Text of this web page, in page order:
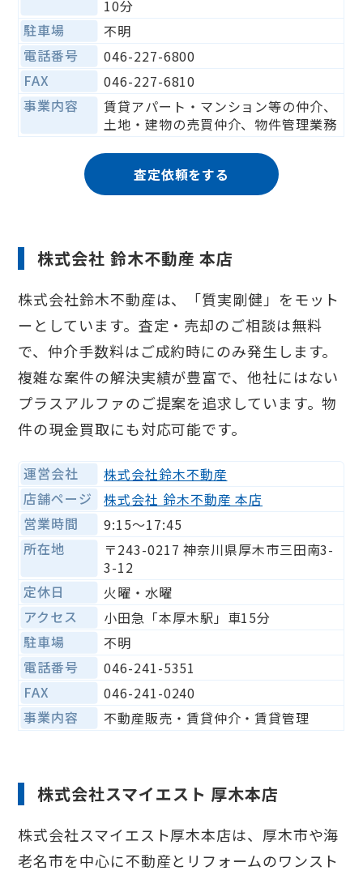
10分
駐車場
不明
電話番号
046-227-6800
FAX
046-227-6810
事業内容
賃貸アパート・マンション等の仲介、
土地・建物の売買仲介、物件管理業務
査定依頼をする
株式会社 鈴木不動産 本店
株式会社鈴木不動産は、「質実剛健」をモット
ーとしています。査定・売却のご相談は無料
で、仲介手数料はご成約時にのみ発生します。
複雑な案件の解決実績が豊富で、他社にはない
プラスアルファのご提案を追求しています。物
件の現金買取にも対応可能です。
運営会社
株式会社鈴木不動産
店舗ページ
株式会社 鈴木不動産 本店
営業時間
9:15～17:45
所在地
〒243-0217 神奈川県厚木市三田南3-
3-12
定休日
火曜・水曜
アクセス
小田急「本厚木駅」車15分
駐車場
不明
電話番号
046-241-5351
FAX
046-241-0240
事業内容
不動産販売・賃貸仲介・賃貸管理
株式会社スマイエスト 厚木本店
株式会社スマイエスト厚木本店は、厚木市や海
老名市を中心に不動産とリフォームのワンスト